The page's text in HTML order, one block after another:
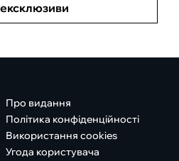
ексклюзиви
Про видання
Політика конфіденційності
Використання cookies
Угода користувача